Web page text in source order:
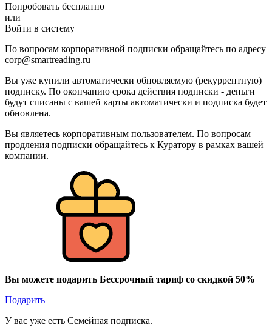
Попробовать бесплатно
или
Войти в систему
По вопросам корпоративной подписки обращайтесь по адресу
corp@smartreading.ru
Вы уже купили автоматически обновляемую (рекуррентную)
подписку. По окончанию срока действия подписки - деньги
будут списаны с вашей карты автоматически и подписка будет
обновлена.
Вы являетесь корпоративным пользователем. По вопросам
продления подписки обращайтесь к Куратору в рамках вашей
компании.
Вы можете подарить Бессрочный тариф со скидкой 50%
Подарить
У вас уже есть Семейная подписка.